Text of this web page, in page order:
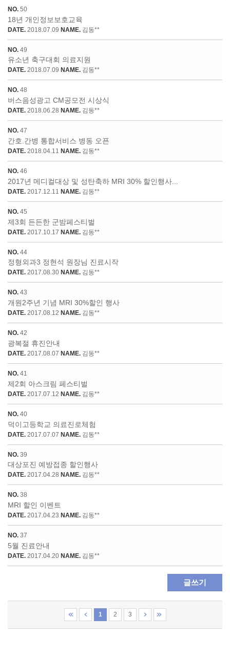
NO. 50
18년 개인정보보호교육
DATE. 2018.07.09 NAME. 김동**
NO. 49
유소년 축구대회 의료지원
DATE. 2018.07.09 NAME. 김동**
NO. 48
버스음성광고 CM공모전 시상식
DATE. 2018.06.28 NAME. 김동**
NO. 47
간호.간병 통합서비스 병동 오픈
DATE. 2018.04.11 NAME. 김동**
NO. 46
2017년 메디컬대상 및 성탄축하 MRI 30% 할인행사...
DATE. 2017.12.11 NAME. 김동**
NO. 45
제3회 든든한 군밤페스티벌
DATE. 2017.10.17 NAME. 김동**
NO. 44
정형외과3 정현석 원장님 진료시작
DATE. 2017.08.30 NAME. 김동**
NO. 43
개원2주년 기념 MRI 30%할인 행사
DATE. 2017.08.12 NAME. 김동**
NO. 42
광복절 휴진안내
DATE. 2017.08.07 NAME. 김동**
NO. 41
제2회 아스크림 페스티벌
DATE. 2017.07.12 NAME. 김동**
NO. 40
덕이고등학교 의료진로체험
DATE. 2017.07.07 NAME. 김동**
NO. 39
대상포진 예방접종 할인행사
DATE. 2017.04.28 NAME. 김동**
NO. 38
MRI 할인 이벤트
DATE. 2017.04.23 NAME. 김동**
NO. 37
5월 진료안내
DATE. 2017.04.20 NAME. 김동**
글쓰기
1 2 3